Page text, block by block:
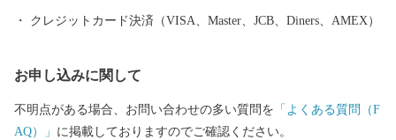
クレジットカード決済（VISA、Master、JCB、Diners、AMEX）
お申し込みに関して
不明点がある場合、お問い合わせの多い質問を 「よくある質問（F
AQ）」 に掲載しておりますのでご確認ください。